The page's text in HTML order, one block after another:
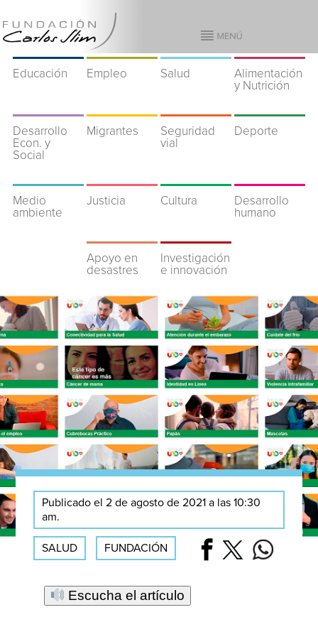
Educación Empleo Salud
Alimentación
y Nutrición
Desarrollo
Econ. y
Social
Migrantes
Seguridad
vial
Deporte
Medio
ambiente
Justicia Cultura
Desarrollo
humano
Apoyo en
desastres
Investigación
e innovación
Publicado el 2 de agosto de 2021 a las 10:30
am.
SALUD FUNDACIÓN
Escucha el artículo